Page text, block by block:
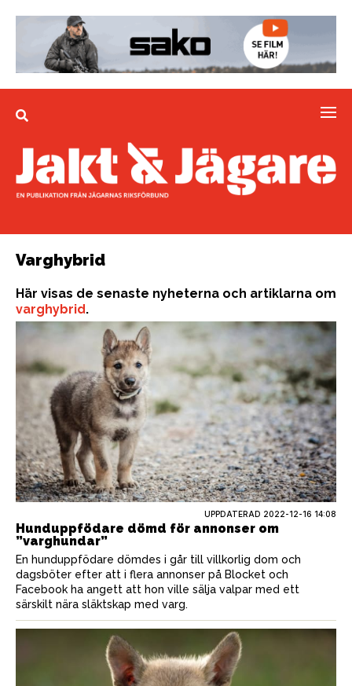
Varghybrid
Här visas de senaste nyheterna och artiklarna om
varghybrid.
UPPDATERAD 2022-12-16 14:08
Hunduppfödare dömd för annonser om
”varghundar”
En hunduppfödare dömdes i går till villkorlig dom och
dagsböter efter att i flera annonser på Blocket och
Facebook ha angett att hon ville sälja valpar med ett
särskilt nära släktskap med varg.